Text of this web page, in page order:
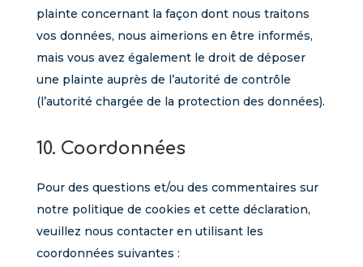
plainte concernant la façon dont nous traitons
vos données, nous aimerions en être informés,
mais vous avez également le droit de déposer
une plainte auprès de l’autorité de contrôle
(l’autorité chargée de la protection des données).
10. Coordonnées
Pour des questions et/ou des commentaires sur
notre politique de cookies et cette déclaration,
veuillez nous contacter en utilisant les
coordonnées suivantes :